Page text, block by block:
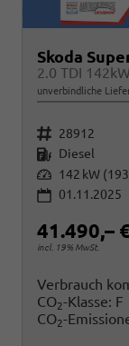
Skoda
unverbindliche
Fahrzeugnr. 28912
Kraftstoff Diesel
Leistung 142 kW (193
01.11.2025
41.490,–
incl. 19% MwSt.
Verbrauch
CO2-Klasse: F
CO2-